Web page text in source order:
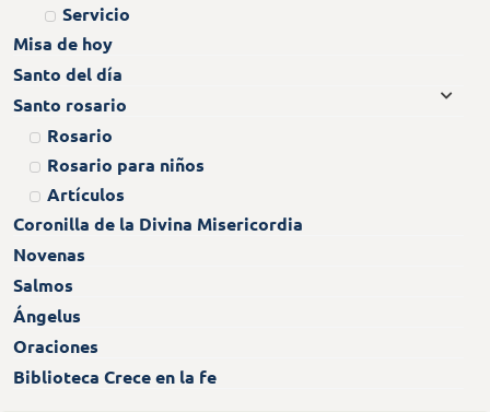
Servicio
Misa de hoy
Santo del día
Santo rosario
Rosario
Rosario para niños
Artículos
Coronilla de la Divina Misericordia
Novenas
Salmos
Ángelus
Oraciones
Biblioteca Crece en la fe